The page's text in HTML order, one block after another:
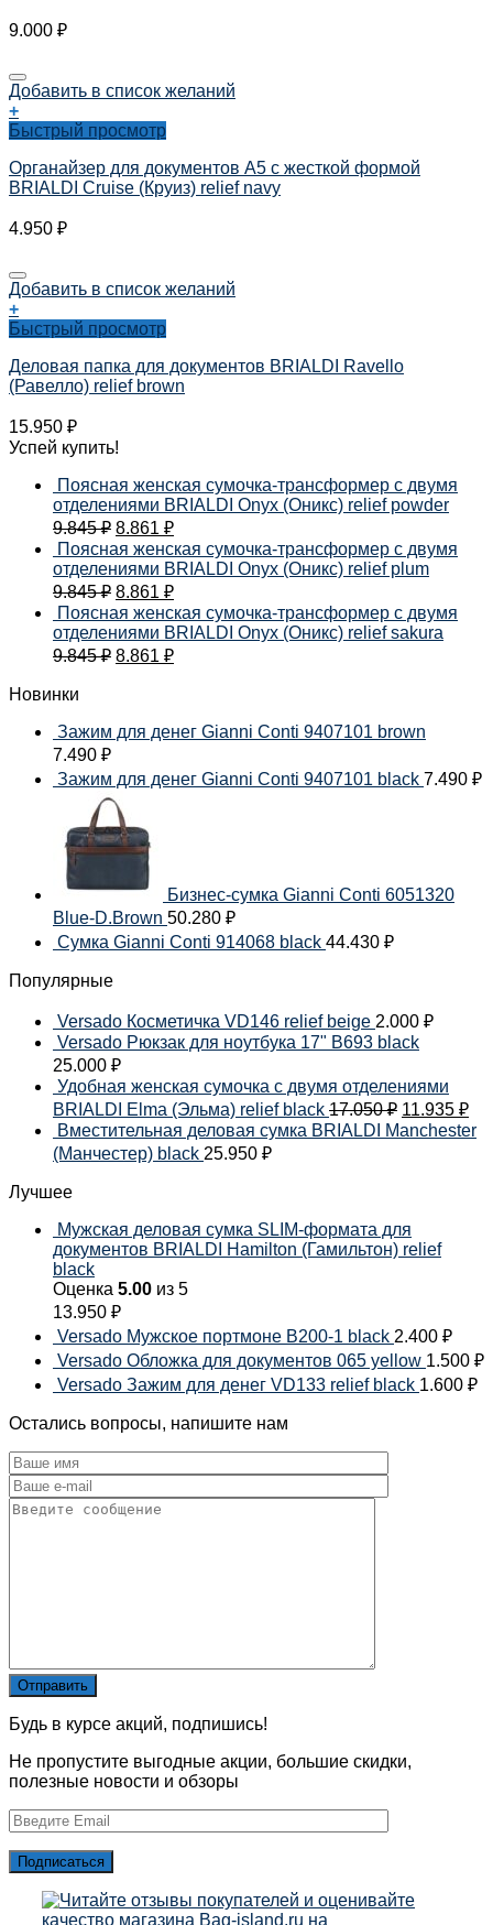
9.000 ₽
Добавить в список желаний
+
Быстрый просмотр
Органайзер для документов А5 с жесткой формой
BRIALDI Cruise (Круиз) relief navy
4.950 ₽
Добавить в список желаний
+
Быстрый просмотр
Деловая папка для документов BRIALDI Ravello
(Равелло) relief brown
15.950 ₽
Успей купить!
Поясная женская сумочка-трансформер с двумя
отделениями BRIALDI Onyx (Оникс) relief powder
9.845₽ 8.861 ₽
Поясная женская сумочка-трансформер с двумя
отделениями BRIALDI Onyx (Оникс) relief plum
9.845₽ 8.861 ₽
Поясная женская сумочка-трансформер с двумя
отделениями BRIALDI Onyx (Оникс) relief sakura
9.845₽ 8.861 ₽
Новинки
Зажим для денег Gianni Conti 9407101 brown
7.490 ₽
Зажим для денег Gianni Conti 9407101 black 7.490 ₽
Бизнес-сумка Gianni Conti 6051320
Blue-D.Brown 50.280 ₽
Сумка Gianni Conti 914068 black 44.430 ₽
Популярные
Versado Косметичка VD146 relief beige 2.000 ₽
Versado Рюкзак для ноутбука 17" B693 black
25.000 ₽
Удобная женская сумочка с двумя отделениями
BRIALDI Elma (Эльма) relief black 17.050₽ 11.935 ₽
Вместительная деловая сумка BRIALDI Manchester
(Манчестер) black 25.950 ₽
Лучшее
Мужская деловая сумка SLIM-формата для
документов BRIALDI Hamilton (Гамильтон) relief
black
Оценка 5.00 из 5
13.950 ₽
Versado Мужское портмоне B200-1 black 2.400 ₽
Versado Обложка для документов 065 yellow 1.500 ₽
Versado Зажим для денег VD133 relief black 1.600 ₽
Остались вопросы, напишите нам
Будь в курсе акций, подпишись!
Не пропустите выгодные акции, большие скидки,
полезные новости и обзоры